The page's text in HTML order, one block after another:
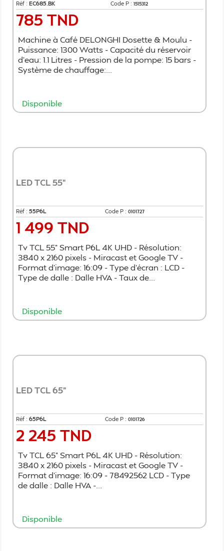
Réf : EC685.BK Code P : 1515312
Prix
785 TND
Machine à Café DELONGHI Dosette & Moulu -
Puissance: 1300 Watts - Capacité du réservoir
d'eau: 1.1 Litres - Pression de la pompe: 15 bars -
Système de chauffage:...
Disponible
LED TCL 55"
Réf : 55P6L Code P : 0101727
Prix
1 499 TND
Tv TCL 55" Smart P6L 4K UHD - Résolution:
3840 x 2160 pixels - Miracast et Google TV -
Format d’image: 16:09 - Type d'écran : LCD -
Type de dalle : Dalle HVA - Taux de...
Disponible
LED TCL 65"
Réf : 65P6L Code P : 0101726
Prix
2 245 TND
Tv TCL 65" Smart P6L 4K UHD - Résolution:
3840 x 2160 pixels - Miracast et Google TV -
Format d’image: 16:09 - 78492562 LCD - Type
de dalle : Dalle HVA -...
Disponible